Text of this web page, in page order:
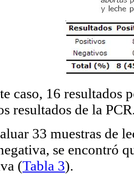
caso, 16
resultados de la
33 muestras de
se encontró
(Tabla 3).